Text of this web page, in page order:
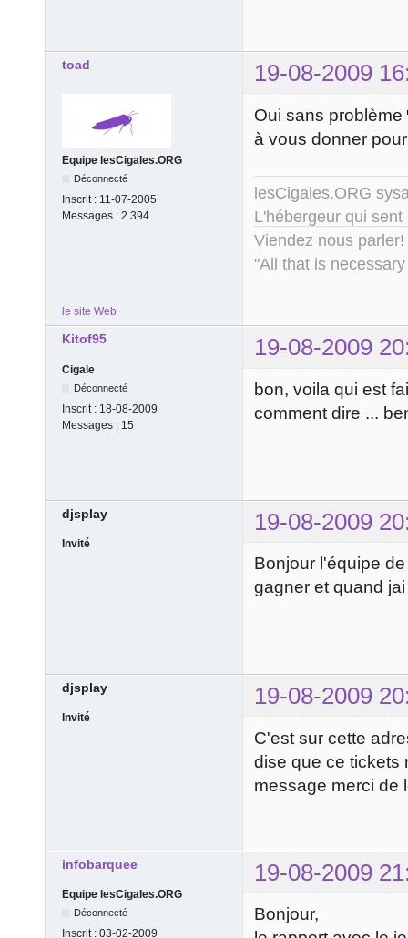
toad 19-08-2009
Equipe lesCigales.ORG
Déconnecté
Inscrit : 11-07-2005
Messages : 2.394
Oui sans problème
à vous donner
lesCigales.ORG
L'hébergeur qui
Viendez nous parler!
"All that is
le site Web
Kitof95 19-08-2009
Cigale
Déconnecté
Inscrit : 18-08-2009
Messages : 15
bon, voila qui est
comment dire ...
djsplay 19-08-2009
Invité
Bonjour l'équipe
gagner et quand
djsplay 19-08-2009
Invité
C'est sur cette
dise que ce tickets
message merci de
infobarquee 19-08-2009
Equipe lesCigales.ORG
Déconnecté
Inscrit : 03-02-2009
Bonjour,